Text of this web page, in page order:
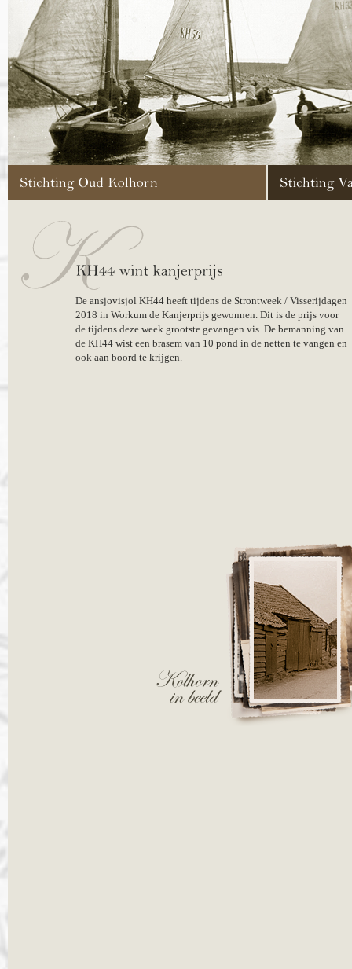
De ansjovisjol KH44 heeft tijdens de Strontweek / Visserijdagen
2018 in Workum de Kanjerprijs gewonnen. Dit is de prijs voor
de tijdens deze week grootste gevangen vis. De bemanning van
de KH44 wist een brasem van 10 pond in de netten te vangen en
ook aan boord te krijgen.